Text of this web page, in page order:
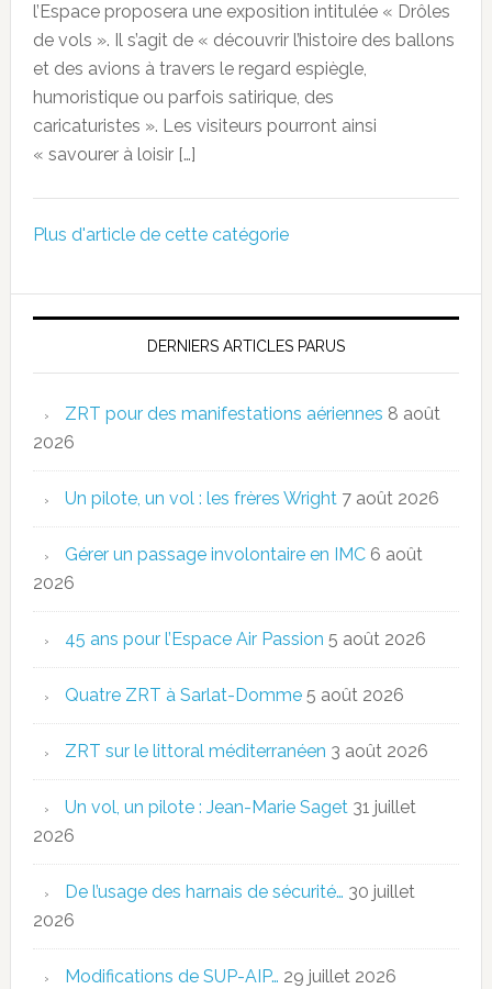
l’Espace proposera une exposition intitulée « Drôles
de vols ». Il s’agit de « découvrir l’histoire des ballons
et des avions à travers le regard espiègle,
humoristique ou parfois satirique, des
caricaturistes ». Les visiteurs pourront ainsi
« savourer à loisir […]
Plus d'article de cette catégorie
DERNIERS ARTICLES PARUS
ZRT pour des manifestations aériennes 8 août
2026
Un pilote, un vol : les frères Wright 7 août 2026
Gérer un passage involontaire en IMC 6 août
2026
45 ans pour l’Espace Air Passion 5 août 2026
Quatre ZRT à Sarlat-Domme 5 août 2026
ZRT sur le littoral méditerranéen 3 août 2026
Un vol, un pilote : Jean-Marie Saget 31 juillet
2026
De l’usage des harnais de sécurité… 30 juillet
2026
Modifications de SUP-AIP… 29 juillet 2026